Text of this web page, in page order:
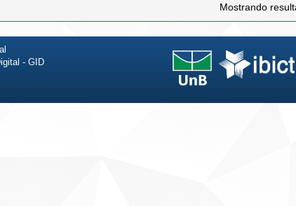
Mostrando
- GID